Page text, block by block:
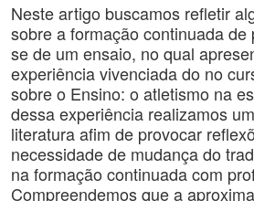
Neste artigo buscamos refletir
sobre a formação continuada de
se de um ensaio, no qual
experiência vivenciada do no
sobre o Ensino: o atletismo na
dessa experiência realizamos
literatura afim de provocar
necessidade de mudança do
na formação continuada com
Compreendemos que a